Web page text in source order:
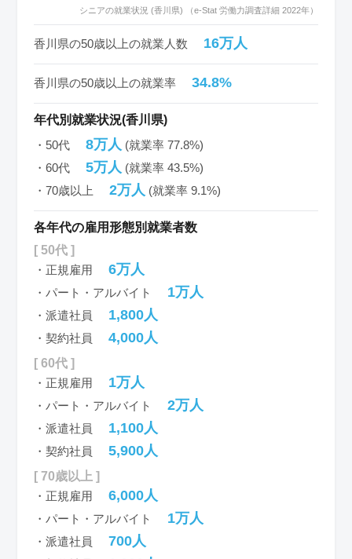
シニアの就業状況 (香川県) （e-Stat 労働力調査詳細 2022年）
香川県の50歳以上の就業人数 16万人
香川県の50歳以上の就業率 34.8%
年代別就業状況(香川県)
・50代
8万人 (就業率 77.8%)
・60代
5万人 (就業率 43.5%)
・70歳以上
2万人 (就業率 9.1%)
各年代の雇用形態別就業者数
[ 50代 ]
・正規雇用
6万人
・パート・アルバイト 1万人
・派遣社員 1,800人
・契約社員 4,000人
[ 60代 ]
・正規雇用
1万人
・パート・アルバイト 2万人
・派遣社員 1,100人
・契約社員 5,900人
[ 70歳以上 ]
・正規雇用
6,000人
・パート・アルバイト 1万人
・派遣社員 700人